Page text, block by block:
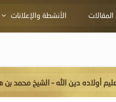
الأنشطة والإعلانات
أولاده دين الله – الشيخ محمد